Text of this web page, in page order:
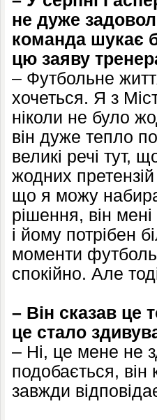
не дуже
команда шукає
цю заяву
– Футбольне
хочеться. Я з
ніколи не було
він дуже тепло
великі речі тут,
жодних
що я можу
рішення, він
і йому потрібен
моменти
спокійно. Але
– Він сказав це
це стало
– Ні, це мене не
подобається,
завжди